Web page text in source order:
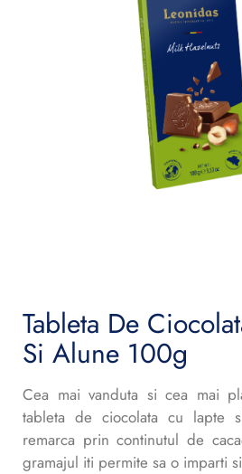
Tableta De
Si Alune 100g
Cea mai vanduta si cea mai
tableta de ciocolata cu lapte
remarca prin continutul de
gramajul iti permite sa o imparti